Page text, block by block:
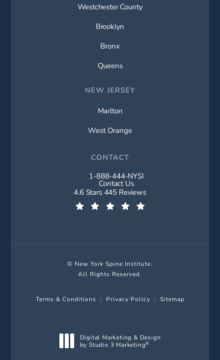
Westchester County
Brooklyn
Bronx
Queens
NEW JERSEY
Marlton
West Orange
CONTACT
Call New York Spine Institute on
1-888-444-NYSI
Contact Us
New York Spine Institute reviews:
4.6 Stars 445 Reviews
© New York Spine Institute.
All Rights Reserved.
Terms & Conditions Privacy Policy Sitemap
Digital Marketing & Design
by Studio 3 Marketing®